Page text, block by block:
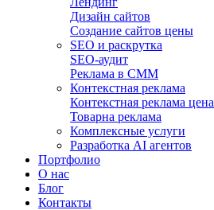
Дизайн сайтов
Создание сайтов цены
SEO и раскрутка
SEO-аудит
Реклама в СММ
Контекстная реклама
Контекстная реклама цена
Товарна реклама
Комплексные услуги
Разработка AI агентов
Портфолио
О нас
Блог
Контакты